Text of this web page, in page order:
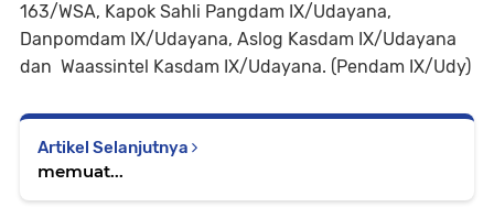
163/WSA, Kapok Sahli Pangdam IX/Udayana,
Danpomdam IX/Udayana, Aslog Kasdam IX/Udayana
dan Waassintel Kasdam IX/Udayana. (Pendam IX/Udy)
Artikel Selanjutnya
memuat...